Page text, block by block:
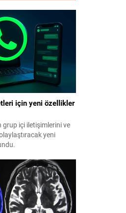
için yeni özellikler
grup içi iletişimlerini ve
yeni